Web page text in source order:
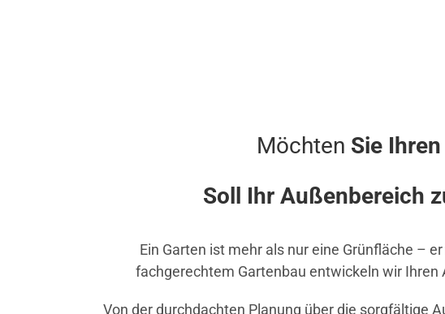
Möchten Sie
Soll Ihr Außenbereich
Ein Garten ist mehr als nur eine Grünfläche –
fachgerechtem Gartenbau entwickeln wir
Von der durchdachten Planung über die sorgfältige